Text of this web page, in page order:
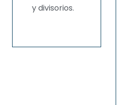
y divisorios.